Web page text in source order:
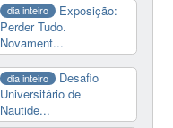
dia inteiro
Exposição:
Perder Tudo.
Novament...
dia inteiro
Desafio
Universitário de
Nautide...